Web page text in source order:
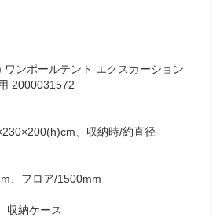
ワンポールテント エクスカーション
2000031572
、収納時/約直径
、フロア/1500mm
収納ケース